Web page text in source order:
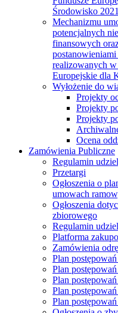
Środowisko
Mechanizmu
potencjalnych
finansowych
realizowanych w
Europejskie dla
Wyłożenie do
Projekty
Projekty
Projekty
Ocena
Zamówienia Publiczne
Regulamin
Przetargi
Ogłoszenia o
umowach
Ogłoszenia
zbiorowego
Regulamin
Platforma
Zamówienia
Plan
Plan
Plan
Plan
Plan